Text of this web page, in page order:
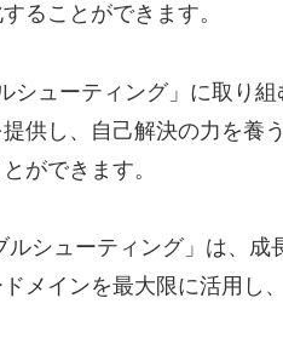
ることができます。
シューティング」に取り
供し、自己解決の力を
ができます。
シューティング」は、
メインを最大限に活用し